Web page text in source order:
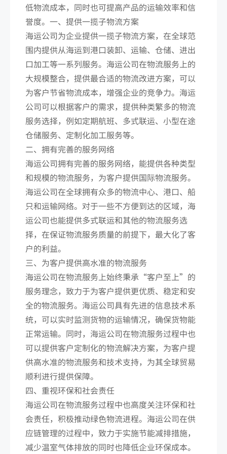
低物流成本，同时也可提高产品的运输效率和信
誉度。一、提供一揽子物流方案
海运公司为企业提供一揽子物流方案，在全球范
围内提供从海运到港口装卸、运输、仓储、进出
口加工等一系列服务。海运公司在物流服务上的
大规模整合，提供最合适的物流改进方案，可以
为客户节省物流成本，增强企业的竞争力。海运
公司可以根据客户的需求，提供种类繁多的物流
服务选择，例如定期航班、多式联运、小型在途
仓储服务、定制化加工服务等。
二、拥有完善的服务网络
海运公司拥有完善的服务网络，能提供各种类型
和规模的物流服务，为客户提供国际物流服务。
海运公司在全球拥有众多的物流中心、港口、船
只和运输网络。对于一些不方便到达的区域，海
运公司也能提供多式联运和其他的物流服务选
择，在保证物流服务质量的前提下，最大化了客
户的利益。
三、为客户提供高水准的物流服务
海运公司在物流服务上始终秉承“客户至上”的
服务理念，致力于为客户提供更优质、稳定和安
全的物流服务。海运公司具有先进的信息技术系
统，可以实时监测货物的运输情况，确保货物能
正常运输。同时，海运公司在物流服务过程中也
可以提供客户定制化的物流解决方案，为客户提
供高水准的物流服务和技术支持，为其全球贸易
顺利进行提供保障。
四、重视环保和社会责任
海运公司在物流服务过程中也高度关注环保和社
会责任，积极推动绿色物流进程。海运公司在供
应链管理的过程中，致力于实施节能减排措施，
减少温室气体排放的同时也降低企业环保成本。